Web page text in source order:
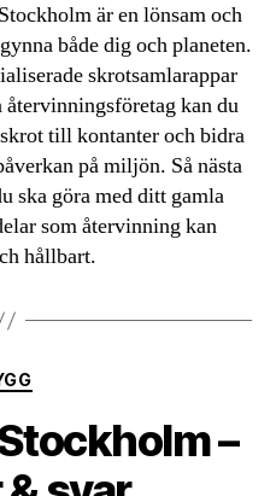
är en lönsam och
både dig och planeten.
skrotsamlarappar
kan du
till kontanter och bidra
på miljön. Så nästa
ska göra med ditt gamla
som återvinning kan
hållbart.
Kategorier
–